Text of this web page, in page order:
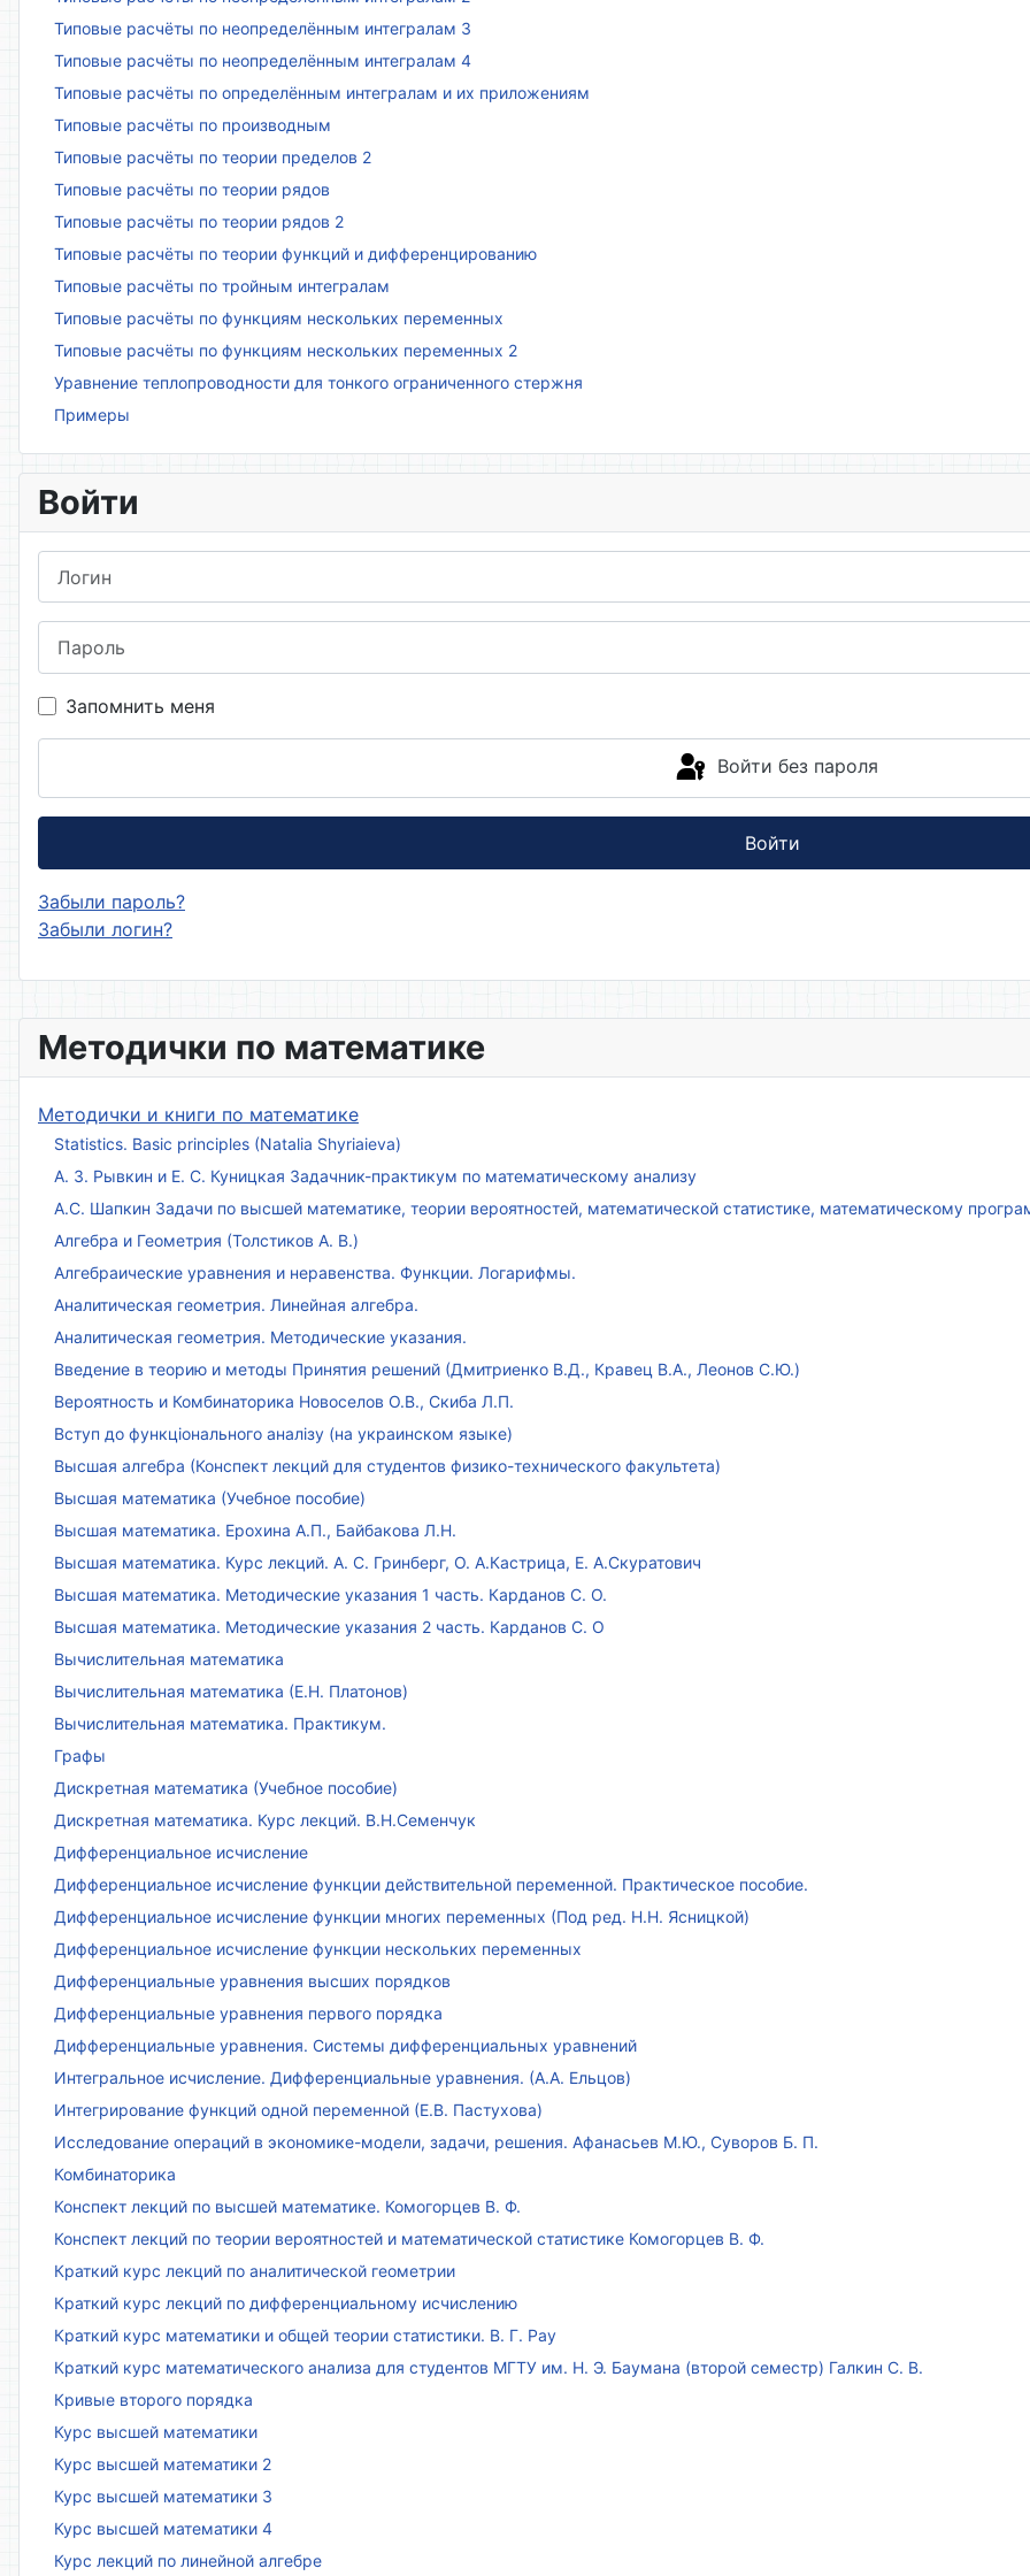
Методички по математике
Методички и книги по математике
Statistics. Basic principles (Natalia Shyriaieva)
А. З. Рывкин и Е. С. Куницкая Задачник-практикум по математическому анализу
А.С. Шапкин Задачи по высшей математике, теории вероятностей, математической статистике, математическому
Алгебра и Геометрия (Толстиков А. В.)
Алгебраические уравнения и неравенства. Функции. Логарифмы.
Аналитическая геометрия. Линейная алгебра.
Аналитическая геометрия. Методические указания.
Введение в теорию и методы Принятия решений (Дмитриенко В.Д., Кравец В.А., Леонов С.Ю.)
Вероятность и Комбинаторика Новоселов О.В., Скиба Л.П.
Вступ до функціонального аналізу (на украинском языке)
Высшая алгебра (Конспект лекций для студентов физико-технического факультета)
Высшая математика (Учебное пособие)
Высшая математика. Ерохина А.П., Байбакова Л.Н.
Высшая математика. Курс лекций. А. С. Гринберг, О. А.Кастрица, Е. А.Скуратович
Высшая математика. Методические указания 1 часть. Карданов С. О.
Высшая математика. Методические указания 2 часть. Карданов С. О
Вычислительная математика
Вычислительная математика (Е.Н. Платонов)
Вычислительная математика. Практикум.
Графы
Дискретная математика (Учебное пособие)
Дискретная математика. Курс лекций. В.Н.Семенчук
Дифференциальное исчисление
Дифференциальное исчисление функции действительной переменной. Практическое пособие.
Дифференциальное исчисление функции многих переменных (Под ред. Н.Н. Ясницкой)
Дифференциальное исчисление функции нескольких переменных
Дифференциальные уравнения высших порядков
Дифференциальные уравнения первого порядка
Дифференциальные уравнения. Системы дифференциальных уравнений
Интегральное исчисление. Дифференциальные уравнения. (А.А. Ельцов)
Интегрирование функций одной переменной (Е.В. Пастухова)
Исследование операций в экономике-модели, задачи, решения. Афанасьев М.Ю., Суворов Б. П.
Комбинаторика
Конспект лекций по высшей математике. Комогорцев В. Ф.
Конспект лекций по теории вероятностей и математической статистике Комогорцев В. Ф.
Краткий курс лекций по аналитической геометрии
Краткий курс лекций по дифференциальному исчислению
Краткий курс математики и общей теории статистики. В. Г. Рау
Краткий курс математического анализа для студентов МГТУ им. Н. Э. Баумана (второй семестр) Галкин С. В.
Кривые второго порядка
Курс высшей математики
Курс высшей математики 2
Курс высшей математики 3
Курс высшей математики 4
Курс лекций по линейной алгебре
Типовые расчёты по неопределённым интегралам 3
Типовые расчёты по неопределённым интегралам 4
Типовые расчёты по определённым интегралам и их приложениям
Типовые расчёты по производным
Типовые расчёты по теории пределов 2
Типовые расчёты по теории рядов
Типовые расчёты по теории рядов 2
Типовые расчёты по теории функций и дифференцированию
Типовые расчёты по тройным интегралам
Типовые расчёты по функциям нескольких переменных
Типовые расчёты по функциям нескольких переменных 2
Уравнение теплопроводности для тонкого ограниченного стержня
Примеры
Войти
Запомнить меня
Войти без пароля
Войти
Забыли пароль?
Забыли логин?